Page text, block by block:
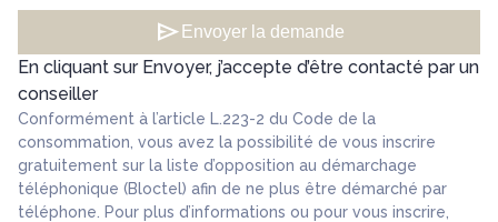
send Envoyer la demande
En cliquant sur Envoyer, j’accepte d’être contacté par un
conseiller
Conformément à l’article L.223-2 du Code de la
consommation, vous avez la possibilité de vous inscrire
gratuitement sur la liste d’opposition au démarchage
téléphonique (Bloctel) afin de ne plus être démarché par
téléphone. Pour plus d’informations ou pour vous inscrire,